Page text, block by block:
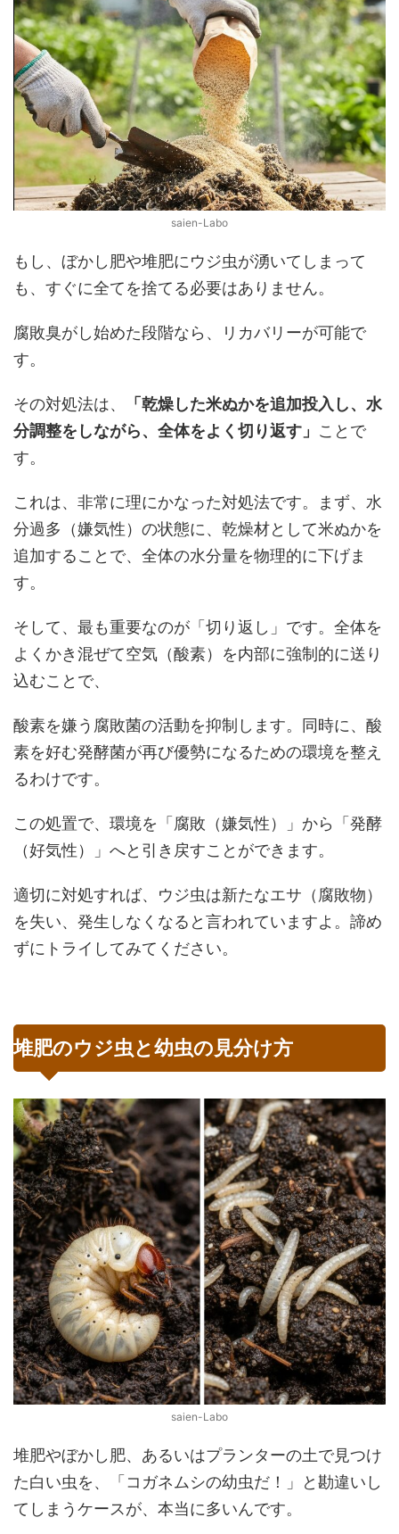
saien-Labo
もし、ぼかし肥や堆肥にウジ虫が湧いてしまって
も、すぐに全てを捨てる必要はありません。
腐敗臭がし始めた段階なら、リカバリーが可能で
す。
その対処法は、
「乾燥した米ぬかを追加投入し、水
分調整をしながら、全体をよく切り返す」 ことで
す。
これは、非常に理にかなった対処法です。まず、水
分過多（嫌気性）の状態に、乾燥材として米ぬかを
追加することで、全体の水分量を物理的に下げま
す。
そして、最も重要なのが「切り返し」です。全体を
よくかき混ぜて空気（酸素）を内部に強制的に送り
込むことで、
酸素を嫌う腐敗菌の活動を抑制します。同時に、酸
素を好む発酵菌が再び優勢になるための環境を整え
るわけです。
この処置で、環境を「腐敗（嫌気性）」から「発酵
（好気性）」へと引き戻すことができます。
適切に対処すれば、ウジ虫は新たなエサ（腐敗物）
を失い、発生しなくなると言われていますよ。諦め
ずにトライしてみてください。
堆肥のウジ虫と幼虫の見分け方
saien-Labo
堆肥やぼかし肥、あるいはプランターの土で見つけ
た白い虫を、「コガネムシの幼虫だ！」と勘違いし
てしまうケースが、本当に多いんです。